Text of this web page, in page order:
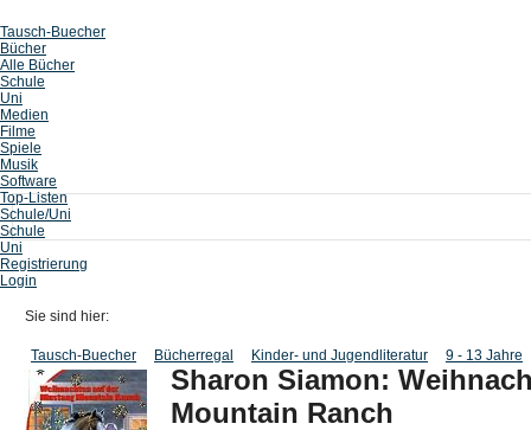
Tausch-Buecher
Bücher
Alle Bücher
Schule
Uni
Medien
Filme
Spiele
Musik
Software
Top-Listen
Schule/Uni
Schule
Uni
Registrierung
Login
Sie sind hier:
Tausch-Buecher Bücherregal Kinder- und Jugendliteratur 9 - 13 Jahre
Sharon Siamon:
Mountain Ranch